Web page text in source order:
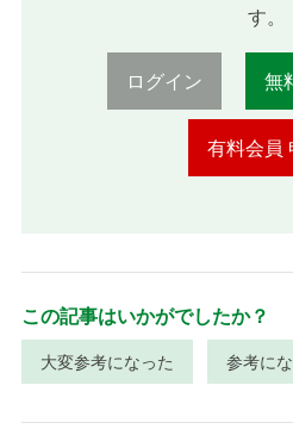
す。
ログイン 無
有料会員
この記事はいかがでしたか？
大変参考になった 参考に